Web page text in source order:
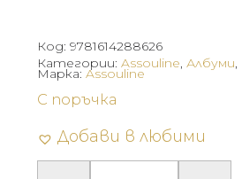
Код: 9781614288626
Категории: Assouline, Албуми,
С поръчка
Добави в любими
Марка: Assouline